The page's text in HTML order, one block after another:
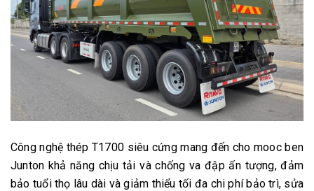
Công nghệ thép T1700 siêu cứng mang đến cho mooc ben
Junton khả năng chịu tải và chống va đập ấn tượng, đảm
bảo tuổi thọ lâu dài và giảm thiểu tối đa chi phí bảo trì, sửa